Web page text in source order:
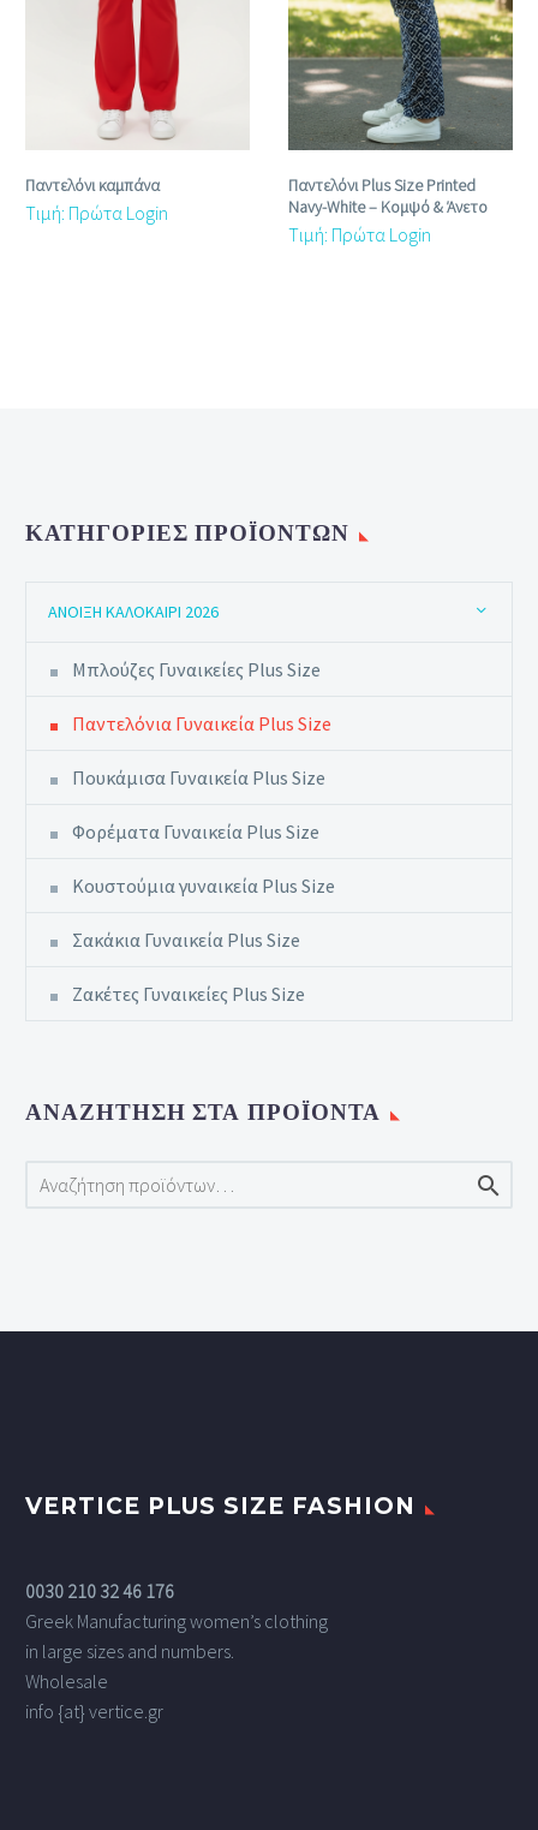
Παντελόνι καμπάνα
Τιμή: Πρώτα Login
Παντελόνι Plus Size Printed
Navy‑White – Κομψό & Άνετο
Τιμή: Πρώτα Login
ΚΑΤΗΓΟΡΊΕΣ ΠΡΟΪΌΝΤΩΝ
ΆΝΟΙΞΗ ΚΑΛΟΚΑΊΡΙ 2026
Μπλούζες Γυναικείες Plus Size
Παντελόνια Γυναικεία Plus Size
Πουκάμισα Γυναικεία Plus Size
Φορέματα Γυναικεία Plus Size
Κουστούμια γυναικεία Plus Size
Σακάκια Γυναικεία Plus Size
Ζακέτες Γυναικείες Plus Size
ΑΝΑΖΉΤΗΣΗ ΣΤΑ ΠΡΟΪΌΝΤΑ

VERTICE PLUS SIZE FASHION
0030 210 32 46 176
Greek Manufacturing women’s clothing
in large sizes and numbers.
Wholesale
info {at} vertice.gr